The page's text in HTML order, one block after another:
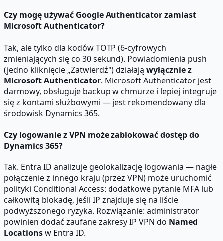
Czy mogę używać Google Authenticator zamiast
Microsoft Authenticator?
Tak, ale tylko dla kodów TOTP (6-cyfrowych
zmieniających się co 30 sekund). Powiadomienia push
(jedno kliknięcie „Zatwierdź") działają wyłącznie z
Microsoft Authenticator. Microsoft Authenticator jest
darmowy, obsługuje backup w chmurze i lepiej integruje
się z kontami służbowymi — jest rekomendowany dla
środowisk Dynamics 365.
Czy logowanie z VPN może zablokować dostęp do
Dynamics 365?
Tak. Entra ID analizuje geolokalizację logowania — nagłe
połączenie z innego kraju (przez VPN) może uruchomić
polityki Conditional Access: dodatkowe pytanie MFA lub
całkowitą blokadę, jeśli IP znajduje się na liście
podwyższonego ryzyka. Rozwiązanie: administrator
powinien dodać zaufane zakresy IP VPN do Named
Locationsw Entra ID.